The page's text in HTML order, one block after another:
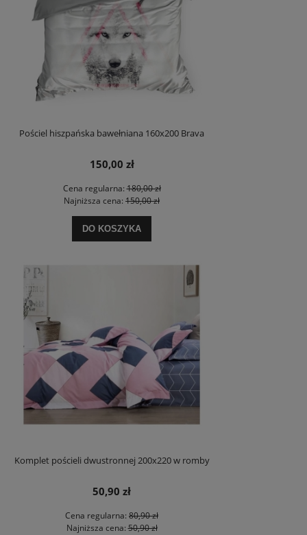
Pościel hiszpańska bawełniana 160x200 Brava
150,00 zł
Cena regularna:180,00 zł
Najniższa cena: 150,00 zł
DO KOSZYKA
Komplet pościeli dwustronnej 200x220 w romby
50,90 zł
Cena regularna: 80,90 zł
Najniższa cena:50,90 zł